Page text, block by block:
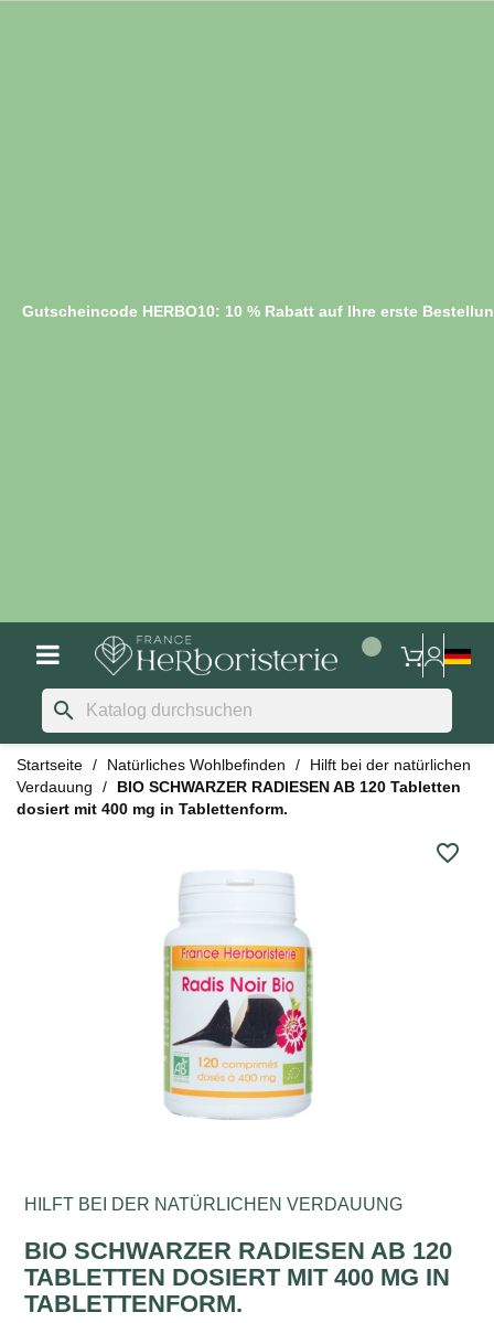
Gutscheincode HERBO10: 10 % Rabatt auf Ihre erste
search
Startseite Natürliches Wohlbefinden
Hilft bei der natürlichen
Verdauung
BIO SCHWARZER RADIESEN AB 120 Tabletten
dosiert mit 400 mg in Tablettenform.
favorite_border
HILFT BEI DER NATÜRLICHEN VERDAUUNG
BIO SCHWARZER RADIESEN AB 120
TABLETTEN DOSIERT MIT 400 MG IN
TABLETTENFORM.